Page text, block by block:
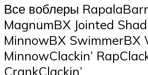
Все воблеры
MagnumBX Jointed
MinnowBX SwimmerBX
MinnowClackin’
CrankClackin’